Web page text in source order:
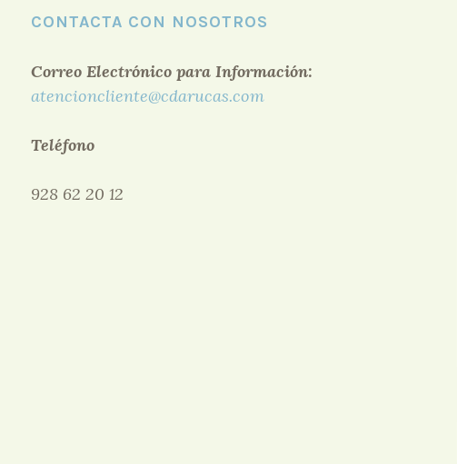
CONTACTA CON NOSOTROS
Correo Electrónico para Información:
atencioncliente@cdarucas.com
Teléfono
928 62 20 12